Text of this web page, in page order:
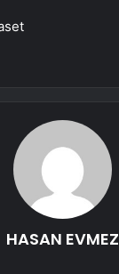
HASAN EVMEZ